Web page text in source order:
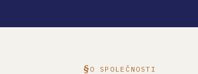
O SPOLEČNOSTI